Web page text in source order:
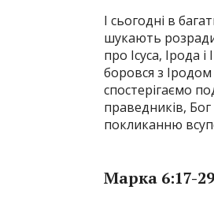
І сьогодні в
шукають розради
про Ісуса, Ірода
боровся з
спостерігаємо
праведників,
покликанню
Марка 6:17-